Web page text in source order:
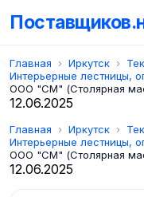
Главная Иркутск
Интерьерные лестницы,
ООО "СМ" (Столярная
12.06.2025
Главная Иркутск
Интерьерные лестницы,
ООО "СМ" (Столярная
12.06.2025